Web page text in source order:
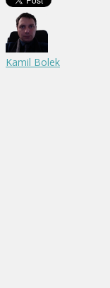
Kamil Bolek